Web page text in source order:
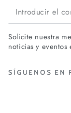
Introducir
el
correo
aquí
Solicite nuestra
noticias y eventos
SÍGUENOS EN